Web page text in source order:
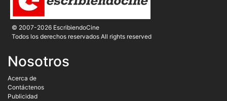
© 2007-2026 EscribiendoCine
Todos los derechos reservados All rights reserved
Nosotros
Acerca de
Contáctenos
Publicidad